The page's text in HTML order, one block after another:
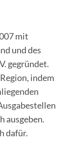
mit
und des
gegründet.
indem
ausgeben.
dafür.